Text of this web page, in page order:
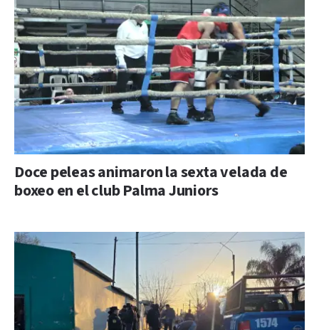
Doce peleas animaron la sexta velada de
boxeo en el club Palma Juniors